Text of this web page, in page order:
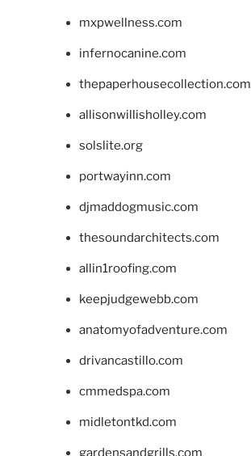
mxpwellness.com
infernocanine.com
thepaperhousecollection.com
allisonwillisholley.com
solslite.org
portwayinn.com
djmaddogmusic.com
thesoundarchitects.com
allin1roofing.com
keepjudgewebb.com
anatomyofadventure.com
drivancastillo.com
cmmedspa.com
midletontkd.com
gardensandgrills.com